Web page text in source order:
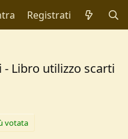
Registrati
- Libro utilizzo scarti
votata